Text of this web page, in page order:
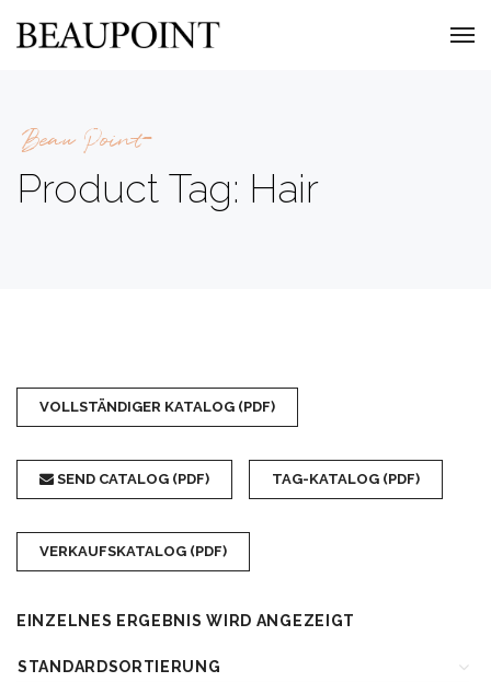
Beau Point
Product Tag: Hair
VOLLSTÄNDIGER KATALOG (PDF)
SEND CATALOG (PDF) TAG-KATALOG (PDF)
VERKAUFSKATALOG (PDF)
EINZELNES ERGEBNIS WIRD ANGEZEIGT